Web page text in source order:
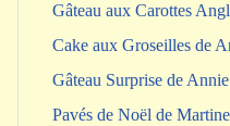
Gâteau aux Carottes
Cake aux Groseilles de
Gâteau Surprise de Annie
Pavés de Noël de Martine